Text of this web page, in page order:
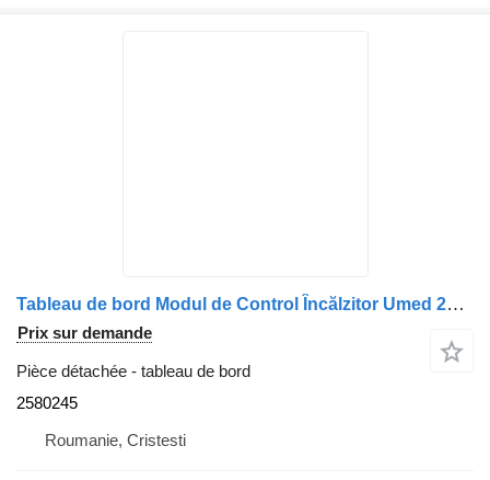
Tableau de bord Modul de Control Încălzitor Umed 2580245 pour camion Valeo pentru Scania
Prix sur demande
Pièce détachée - tableau de bord
2580245
Roumanie, Cristesti